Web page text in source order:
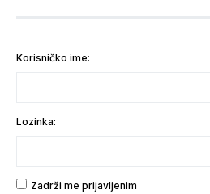
Korisničko ime:
Lozinka:
Zadrži me prijavljenim